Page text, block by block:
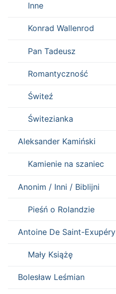
Inne
Konrad Wallenrod
Pan Tadeusz
Romantyczność
Świteź
Świtezianka
Aleksander Kamiński
Kamienie na szaniec
Anonim / Inni / Biblijni
Pieśń o Rolandzie
Antoine De Saint-Exupéry
Mały Książę
Bolesław Leśmian